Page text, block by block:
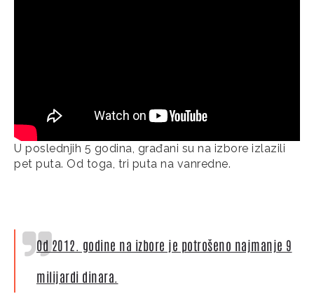
U poslednjih 5 godina, građani su na izbore izlazili
pet puta. Od toga, tri puta na vanredne.
Od 2012. godine na izbore je potrošeno najmanje 9
milijardi dinara.